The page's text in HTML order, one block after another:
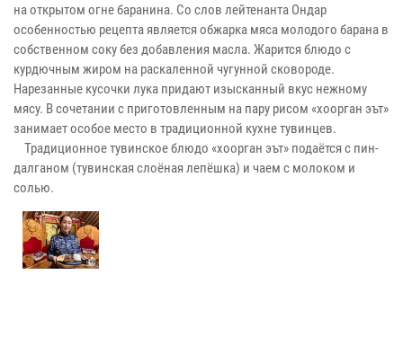
на открытом огне баранина. Со слов лейтенанта Ондар
особенностью рецепта является обжарка мяса молодого барана в
собственном соку без добавления масла. Жарится блюдо с
курдючным жиром на раскаленной чугунной сковороде.
Нарезанные кусочки лука придают изысканный вкус нежному
мясу. В сочетании с приготовленным на пару рисом «хоорган эът»
занимает особое место в традиционной кухне тувинцев.
Традиционное тувинское блюдо «хоорган эът» подаётся с пин-
далганом (тувинская слоёная лепёшка) и чаем с молоком и
солью.